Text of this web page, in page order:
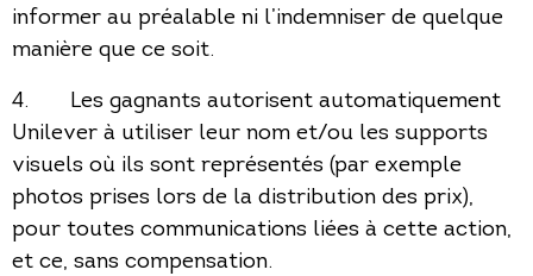
informer au préalable ni l’indemniser de quelque
manière que ce soit.
4. Les gagnants autorisent automatiquement
Unilever à utiliser leur nom et/ou les supports
visuels où ils sont représentés (par exemple
photos prises lors de la distribution des prix),
pour toutes communications liées à cette action,
et ce, sans compensation.